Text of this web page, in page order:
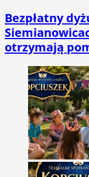
Bezpłatny
otrzymają